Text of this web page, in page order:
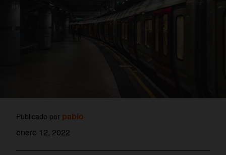
Publicado por pablo
enero 12, 2022